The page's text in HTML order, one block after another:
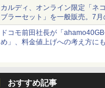
カルディ、オンライン限定「ネ
ブラーセット」を一般販売。7
当選無効分
ドコモ前田社長が「
め」、料金値上げへの考え方に
おすすめ記事